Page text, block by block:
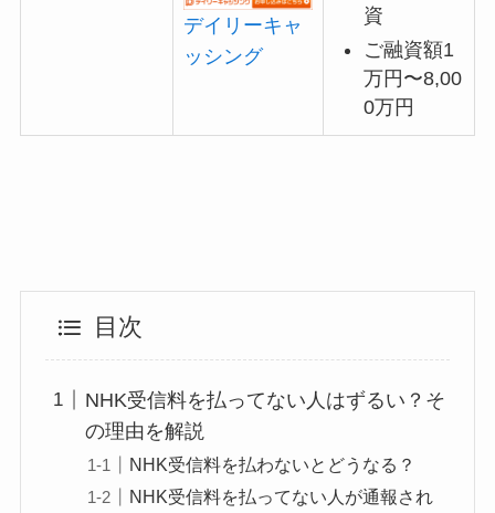
デイリーキャ
ッシング
資
ご融資額1
万円〜8,00
0万円
目次
NHK受信料を払ってない人はずるい？そ
の理由を解説
NHK受信料を払わないとどうなる？
NHK受信料を払ってない人が通報され